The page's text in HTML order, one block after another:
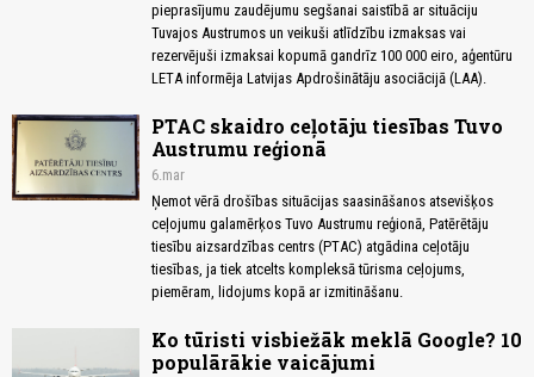
pieprasījumu zaudējumu segšanai saistībā ar situāciju
Tuvajos Austrumos un veikuši atlīdzību izmaksas vai
rezervējuši izmaksai kopumā gandrīz 100 000 eiro, aģentūru
LETA informēja Latvijas Apdrošinātāju asociācijā (LAA).
PTAC skaidro ceļotāju tiesības Tuvo
Austrumu reģionā
6.mar
Ņemot vērā drošības situācijas saasināšanos atsevišķos
ceļojumu galamērķos Tuvo Austrumu reģionā, Patērētāju
tiesību aizsardzības centrs (PTAC) atgādina ceļotāju
tiesības, ja tiek atcelts kompleksā tūrisma ceļojums,
piemēram, lidojums kopā ar izmitināšanu.
Ko tūristi visbiežāk meklā Google? 10
populārākie vaicājumi